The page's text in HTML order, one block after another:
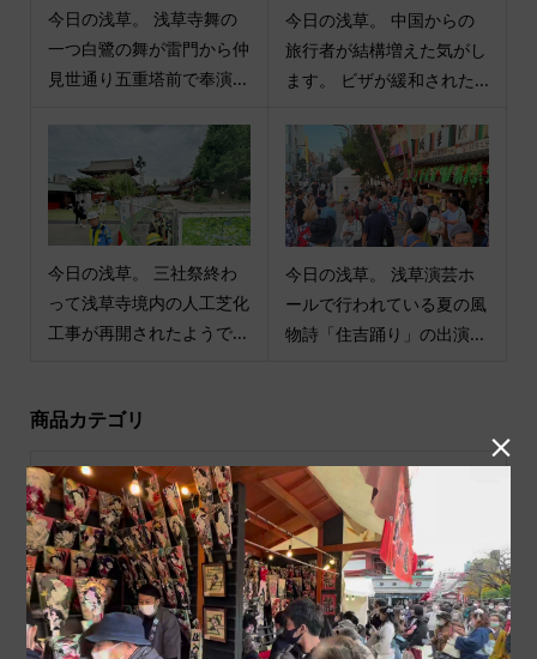
今日の浅草。 浅草寺舞の
一つ白鷺の舞が雷門から仲
見世通り五重塔前で奉演...
今日の浅草。 中国からの
旅行者が結構増えた気がし
ます。 ビザが緩和された...
今日の浅草。 三社祭終わ
って浅草寺境内の人工芝化
工事が再開されたようで...
今日の浅草。 浅草演芸ホ
ールで行われている夏の風
物詩「住吉踊り」の出演...
商品カテゴリ
商品ジャンル
ポチ袋
和小物
